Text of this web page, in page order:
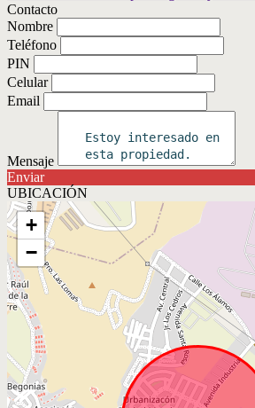
Contacto
Nombre
Teléfono
PIN
Celular
Email
Mensaje
Enviar
UBICACIÓN
+
−